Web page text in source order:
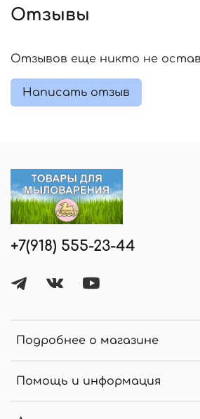
Отзывы
Отзывов еще никто не
Написать отзыв
Подробнее о магазине
Помощь и информация
+7(918) 555-23-44